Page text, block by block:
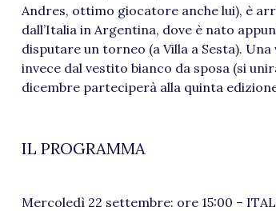
Andres, ottimo giocatore anche lui), è
dall’Italia in Argentina, dove è nato
disputare un torneo (a Villa a Sesta).
invece dal vestito bianco da sposa (si
dicembre parteciperà alla quinta
IL PROGRAMMA
Mercoledì 22 settembre: ore 15:00 –